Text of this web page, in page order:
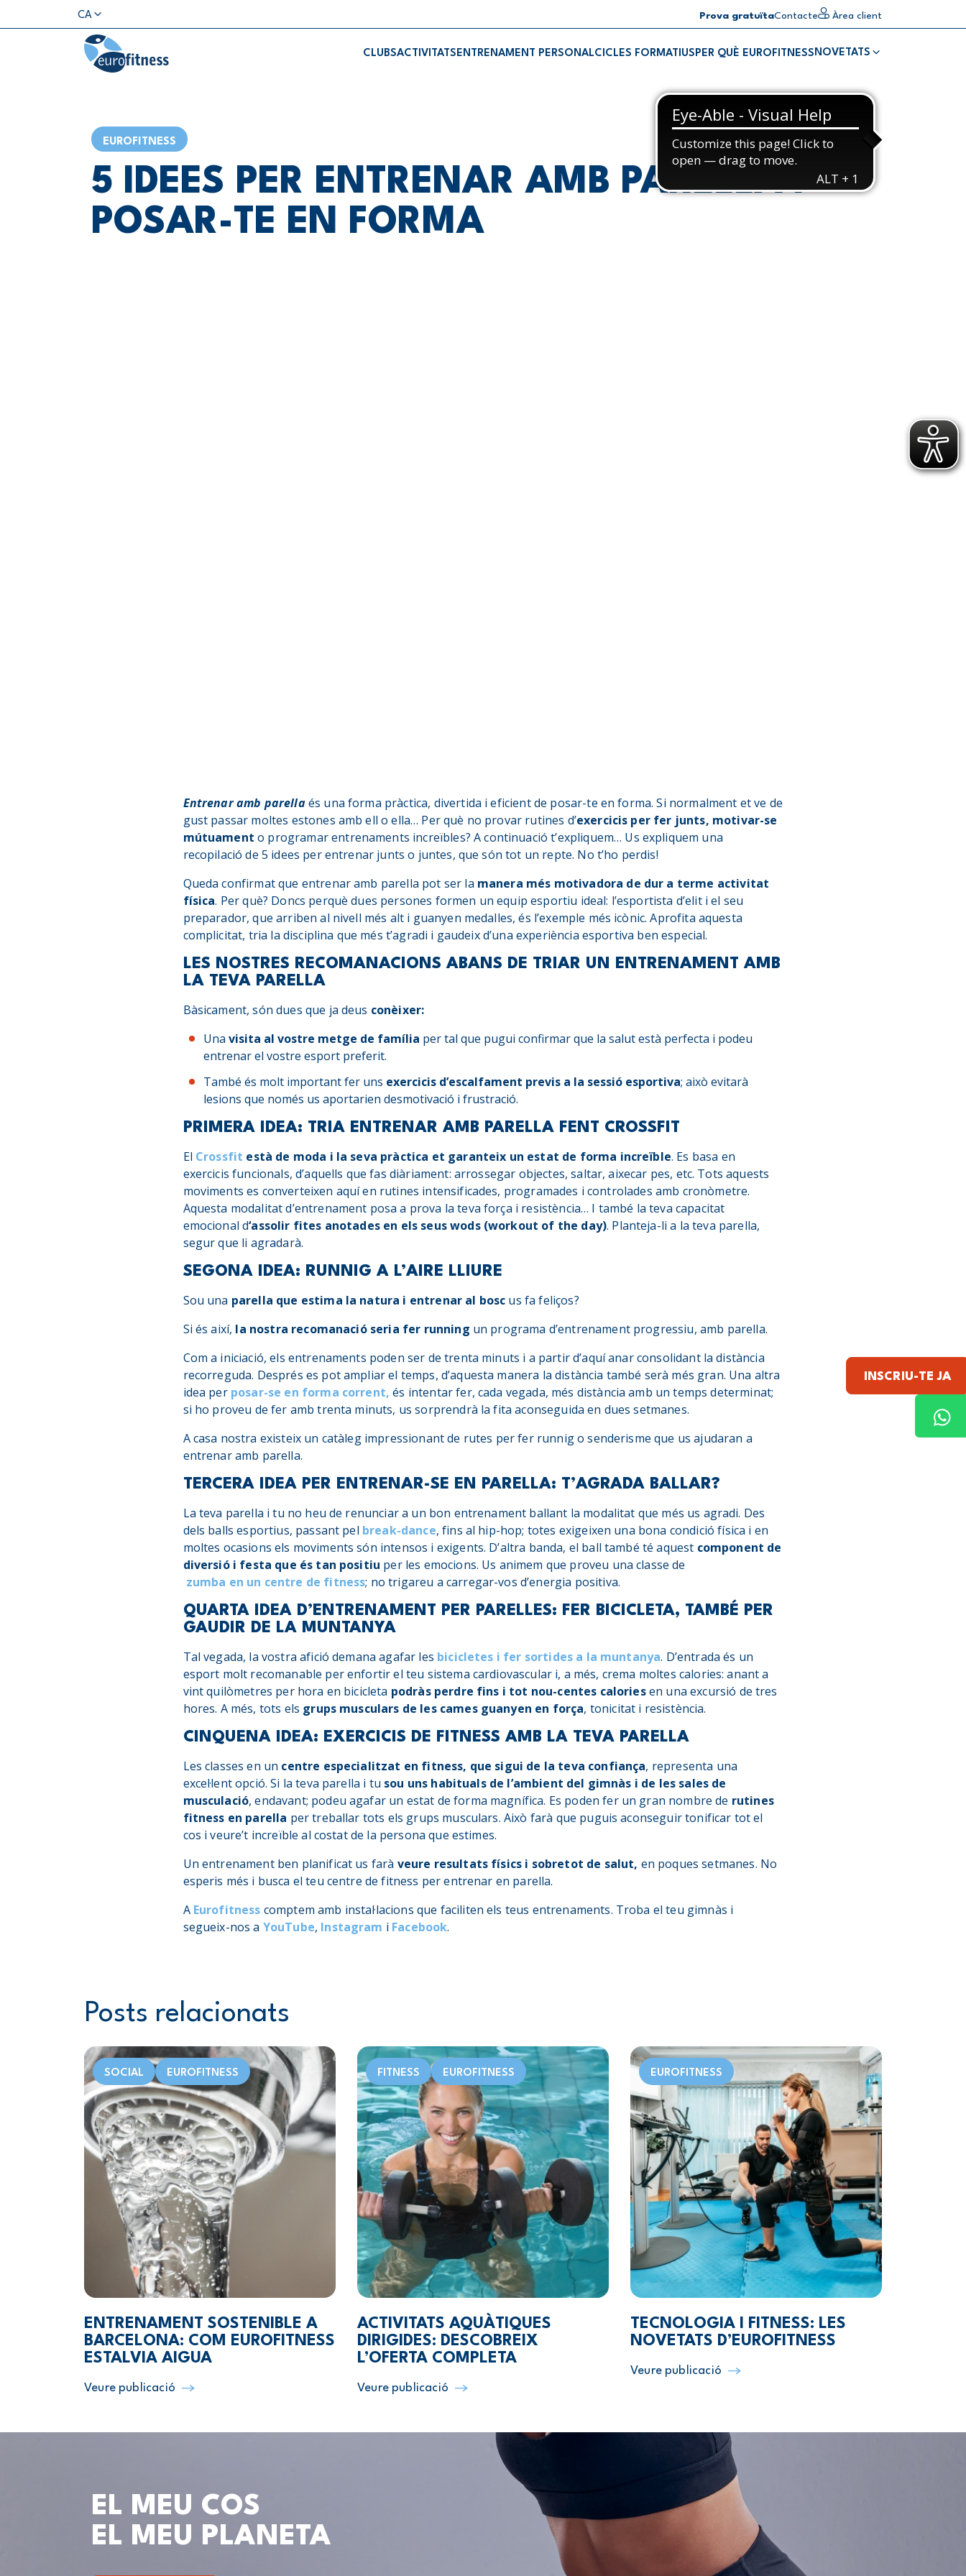
INSCRIU-TE JA
CA Prova gratuïtaContacte Àrea client
CLUBSACTIVITATS ENTRENAMENT PERSONALCICLES FORMATIUS PER QUÈ EUROFITNESS NOVETATS
EUROFITNESS
5 IDEES PER ENTRENAR AMB PARELLA I
POSAR-TE EN FORMA
Entrenar amb parellaés una forma pràctica, divertida i eficient de posar-te en forma. Si normalment et ve de
gust passar moltes estones amb ell o ella… Per què no provar rutines d’exercicis per fer junts, motivar-se
mútuament o programar entrenaments increïbles? A continuació t’expliquem… Us expliquem una
recopilació de 5 idees per entrenar junts o juntes, que són tot un repte. No t’ho perdis!
Queda confirmat que entrenar amb parella pot ser la manera més motivadora de dur a terme activitat
física. Per què? Doncs perquè dues persones formen un equip esportiu ideal: l’esportista d’elit i el seu
preparador, que arriben al nivell més alt i guanyen medalles, és l’exemple més icònic. Aprofita aquesta
complicitat, tria la disciplina que més t’agradi i gaudeix d’una experiència esportiva ben especial.
LES NOSTRES RECOMANACIONS ABANS DE TRIAR UN ENTRENAMENT AMB
LA TEVA PARELLA
Bàsicament, són dues que ja deus conèixer:
Una visita al vostre metge de família per tal que pugui confirmar que la salut està perfecta i podeu
entrenar el vostre esport preferit.
També és molt important fer uns exercicis d’escalfament previs a la sessió esportiva; això evitarà
lesions que només us aportarien desmotivació i frustració.
PRIMERA IDEA: TRIA ENTRENAR AMB PARELLA FENT CROSSFIT
El Crossfit està de moda i la seva pràctica et garanteix un estat de forma increïble. Es basa en
exercicis funcionals, d’aquells que fas diàriament: arrossegar objectes, saltar, aixecar pes, etc. Tots aquests
moviments es converteixen aquí en rutines intensificades, programades i controlades amb cronòmetre.
Aquesta modalitat d’entrenament posa a prova la teva força i resistència… I també la teva capacitat
emocional d‘assolir fites anotades en els seus wods (workout of the day). Planteja-li a la teva parella,
segur que li agradarà.
SEGONA IDEA: RUNNIG A L’AIRE LLIURE
Sou una parella que estima la natura i entrenar al bosc us fa feliços?
Si és així, la nostra recomanació seria fer running un programa d’entrenament progressiu, amb parella.
Com a iniciació, els entrenaments poden ser de trenta minuts i a partir d’aquí anar consolidant la distància
recorreguda. Després es pot ampliar el temps, d’aquesta manera la distància també serà més gran. Una altra
idea per posar-se en forma corrent, és intentar fer, cada vegada, més distància amb un temps determinat;
si ho proveu de fer amb trenta minuts, us sorprendrà la fita aconseguida en dues setmanes.
A casa nostra existeix un catàleg impressionant de rutes per fer runnig o senderisme que us ajudaran a
entrenar amb parella.
TERCERA IDEA PER ENTRENAR-SE EN PARELLA: T’AGRADA BALLAR?
La teva parella i tu no heu de renunciar a un bon entrenament ballant la modalitat que més us agradi. Des
dels balls esportius, passant pel break-dance, fins al hip-hop; totes exigeixen una bona condició física i en
moltes ocasions els moviments són intensos i exigents. D’altra banda, el ball també té aquest component de
diversió i festa que és tan positiu per les emocions. Us animem que proveu una classe de
zumba en un centre de fitness; no trigareu a carregar-vos d’energia positiva.
QUARTA IDEA D’ENTRENAMENT PER PARELLES: FER BICICLETA, TAMBÉ PER
GAUDIR DE LA MUNTANYA
Tal vegada, la vostra afició demana agafar les bicicletes i fer sortides a la muntanya. D’entrada és un
esport molt recomanable per enfortir el teu sistema cardiovascular i, a més, crema moltes calories: anant a
vint quilòmetres per hora en bicicleta podràs perdre fins i tot nou-centes caloriesen una excursió de tres
hores. A més, tots els grups musculars de les cames guanyen en força, tonicitat i resistència.
CINQUENA IDEA: EXERCICIS DE FITNESS AMB LA TEVA PARELLA
Les classes en un centre especialitzat en fitness, que sigui de la teva confiança, representa una
excel·lent opció. Si la teva parella i tu sou uns habituals de l’ambient del gimnàs i de les sales de
musculació, endavant; podeu agafar un estat de forma magnífica. Es poden fer un gran nombre de rutines
fitness en parella per treballar tots els grups musculars. Això farà que puguis aconseguir tonificar tot el
cos i veure’t increïble al costat de la persona que estimes.
Un entrenament ben planificat us farà veure resultats físics i sobretot de salut, en poques setmanes. No
esperis més i busca el teu centre de fitness per entrenar en parella.
A Eurofitness comptem amb instal·lacions que faciliten els teus entrenaments. Troba el teu gimnàs i
segueix-nos a YouTube, Instagram i Facebook.
Posts relacionats
SOCIAL EUROFITNESS
ENTRENAMENT SOSTENIBLE A
BARCELONA: COM EUROFITNESS
ESTALVIA AIGUA
Veure publicació
FITNESS EUROFITNESS
ACTIVITATS AQUÀTIQUES
DIRIGIDES: DESCOBREIX
L’OFERTA COMPLETA
Veure publicació
EUROFITNESS
TECNOLOGIA I FITNESS: LES
NOVETATS D’EUROFITNESS
Veure publicació
EL MEU COS
EL MEU PLANETA